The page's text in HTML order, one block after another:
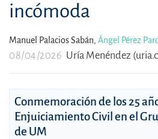
incómoda
Manuel Palacios Sabán, Ángel Pérez
08/04/2026 Uría Menéndez
Conmemoración de los 25
Enjuiciamiento Civil en el
de UM